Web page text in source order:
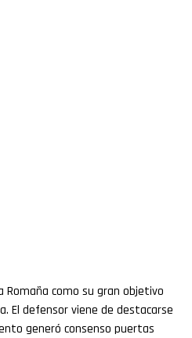
como su gran objetivo
El defensor viene de destacarse
generó consenso puertas